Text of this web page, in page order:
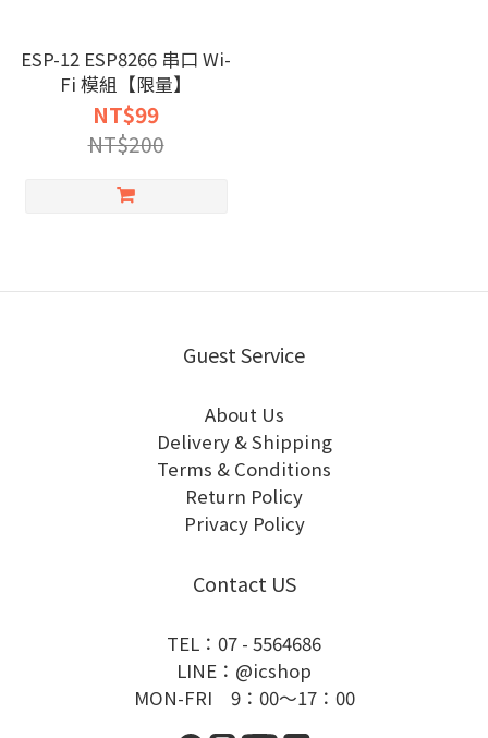
ESP-12 ESP8266 串口 Wi-
Fi 模組【限量】
NT$99
NT$200
Guest Service
About Us
Delivery & Shipping
Terms & Conditions
Return Policy
Privacy Policy
Contact US
TEL：07 - 5564686
LINE：@icshop
MON-FRI 9：00～17：00